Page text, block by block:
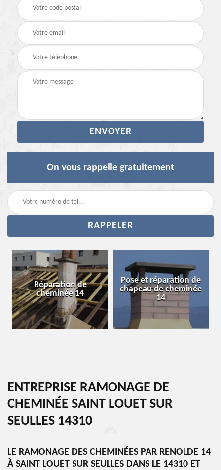
On vous rappelle gratuitement
Réparation de
cheminée 14
Pose et réparation de
chapeau de cheminée
14
ENTREPRISE RAMONAGE DE
CHEMINÉE SAINT LOUET SUR
SEULLES 14310
LE RAMONAGE DES CHEMINÉES PAR RENOLDE 14
À SAINT LOUET SUR SEULLES DANS LE 14310 ET